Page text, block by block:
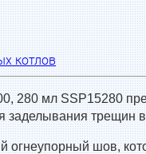
котлов
280 мл SSP15280
заделывания трещин
огнеупорный шов,